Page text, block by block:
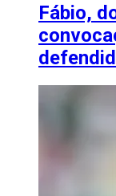
Fábio,